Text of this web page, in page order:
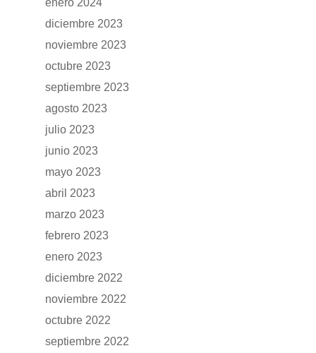
enero 2024
diciembre 2023
noviembre 2023
octubre 2023
septiembre 2023
agosto 2023
julio 2023
junio 2023
mayo 2023
abril 2023
marzo 2023
febrero 2023
enero 2023
diciembre 2022
noviembre 2022
octubre 2022
septiembre 2022